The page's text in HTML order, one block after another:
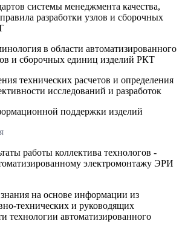
системы менеджмента качества,
разработки узлов и сборочных
в области автоматизированного
и сборочных единиц изделий РКТ
технических расчетов и определения
исследований и разработок
поддержки изделий
работы коллектива технологов -
электромонтажу ЭРИ
на основе информации из
технических и руководящих
технологии автоматизированного